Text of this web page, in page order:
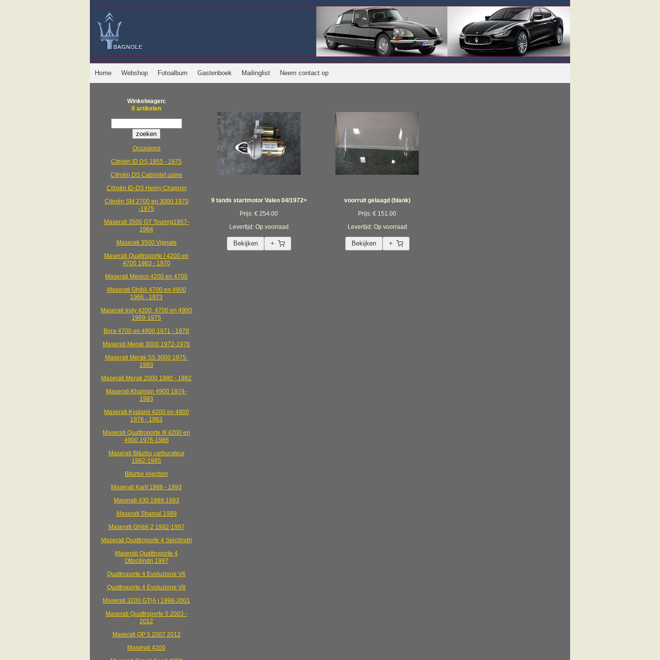
Home Webshop Fotoalbum Gastenboek Mailinglist Neem contact op
Winkelwagen:
0 artikelen
Occasions
Citroën ID DS 1955 - 1975
Citroën DS Cabriolet usine
Citroën ID-DS Henry Chapron
Citroën SM 2700 en 3000 1970
-1975
Maserati 3500 GT Touring1957-
1964
Maserati 3500 Vignale
Maserati Quattroporte I 4200 en
4700 1963 - 1970
Maserati Mexico 4200 en 4700
Maserati Ghibli 4700 en 4900
1966 - 1973
Maserati Indy 4200, 4700 en 4900
1969-1975
Bora 4700 en 4900 1971 - 1978
Maserati Merak 3000 1972-1976
Maserati Merak SS 3000 1975-
1983
Maserati Merak 2000 1980 - 1982
Maserati Khamsin 4900 1974-
1983
Maserati Kyalami 4200 en 4900
1976 - 1983
Maserati Quattroporte III 4200 en
4900 1976-1986
Maserati Biturbo carburateur
1982-1985
Biturbo injection
Maserati Karif 1988 - 1993
Maserati 430 1989 1993
Maserati Shamal 1989
Maserati Ghibli 2 1992-1997
Maserati Quattroporte 4 Seicilindri
Maserati Quattroporte 4
Ottocilindri 1997
Quattroporte 4 Evoluzione V6
Quattroporte 4 Evoluzione V8
Maserati 3200 GT(A ) 1998-2001
Maserati Quattroporte 5 2003 -
2012
Maserati QP 5 2007 2012
Maserati 4200
9 tands startmotor Valeo 04/1972>
Prijs: € 254.00
Levertijd: Op voorraad
Bekijken +
voorruit gelaagd (blank)
Prijs: € 151.00
Levertijd: Op voorraad
Bekijken +